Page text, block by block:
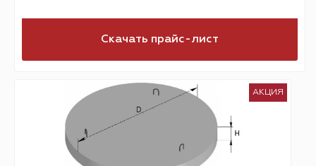
Скачать прайс-лист
АКЦИЯ